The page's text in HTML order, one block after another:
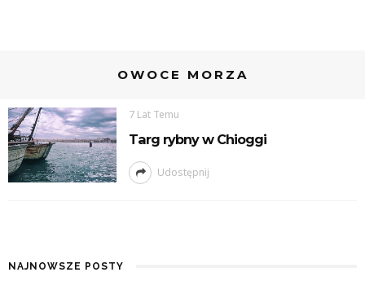
OWOCE MORZA
7 Lat Temu
Targ rybny w Chioggi
Udostępnij
NAJNOWSZE POSTY